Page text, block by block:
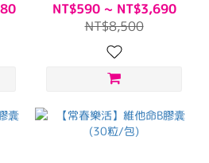
NT$590 ~ NT$3,690
NT$8,500